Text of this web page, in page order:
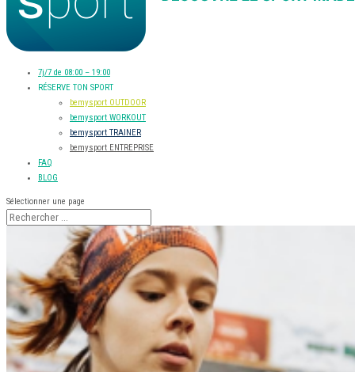
7j/7 de 08:00 – 19:00
RÉSERVE TON SPORT
bemysport OUTDOOR
bemysport WORKOUT
bemysport TRAINER
bemysport ENTREPRISE
FAQ
BLOG
Sélectionner une page